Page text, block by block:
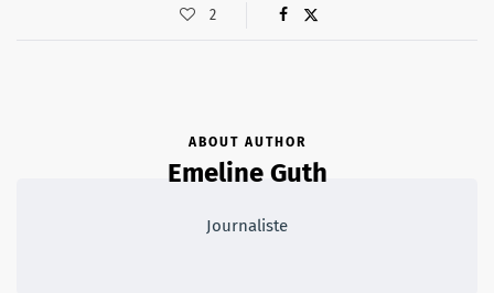
2
ABOUT AUTHOR
Emeline Guth
Journaliste